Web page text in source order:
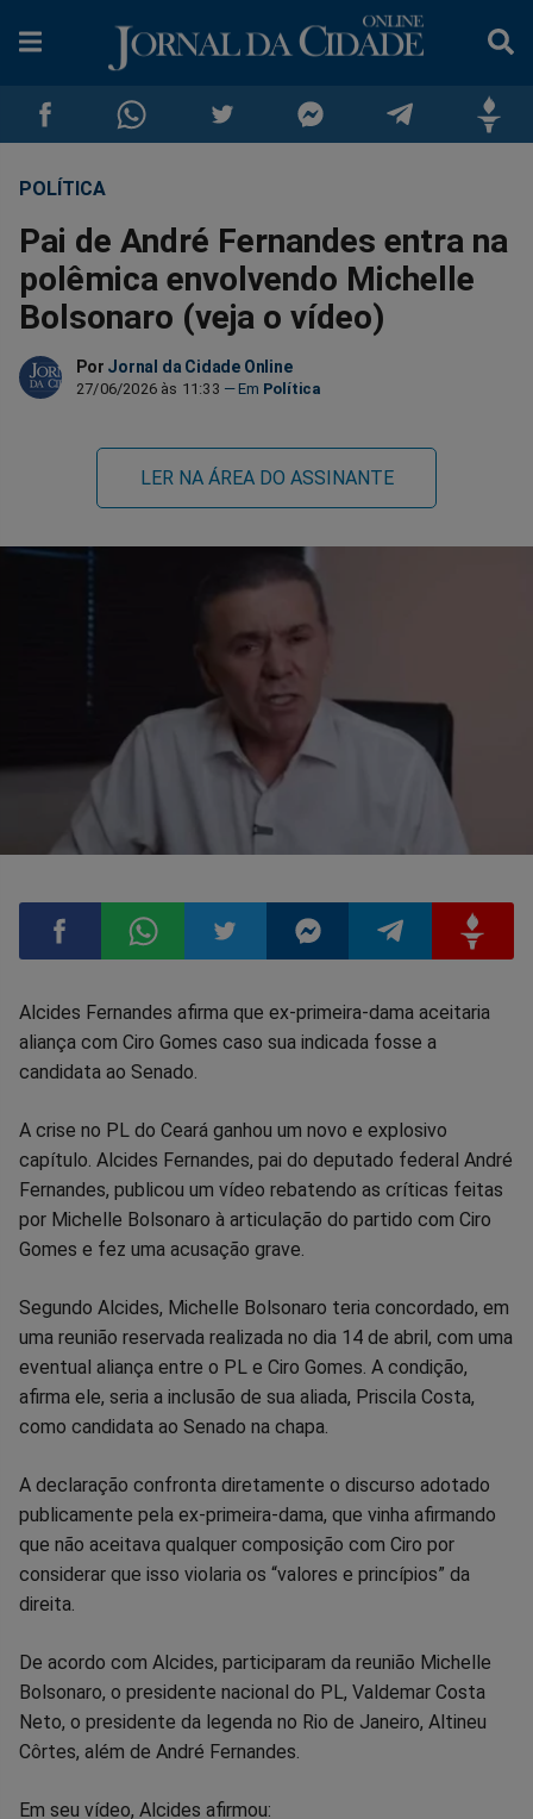
Compartilhar
no
Facebook
Compartilhar
no
Whatsapp
no
Twitter
no
Messenger
no
Telegram
no
POLÍTICA
Pai de André Fernandes entra na
polêmica envolvendo Michelle
Bolsonaro (veja o vídeo)
Por Jornal da Cidade Online
27/06/2026 às 11:33 Política
LER NA ÁREA DO ASSINANTE
Compartilhar
no
Facebook
Compartilhar
no
Whatsapp
Compartilhar
Twitter
Compartilhar
Messenger
Compartilhar
TelegramGettr
Alcides Fernandes afirma que ex-primeira-dama aceitaria
aliança com Ciro Gomes caso sua indicada fosse a
candidata ao Senado.
A crise no PL do Ceará ganhou um novo e explosivo
capítulo. Alcides Fernandes, pai do deputado federal André
Fernandes, publicou um vídeo rebatendo as críticas feitas
por Michelle Bolsonaro à articulação do partido com Ciro
Gomes e fez uma acusação grave.
Segundo Alcides, Michelle Bolsonaro teria concordado, em
uma reunião reservada realizada no dia 14 de abril, com uma
eventual aliança entre o PL e Ciro Gomes. A condição,
afirma ele, seria a inclusão de sua aliada, Priscila Costa,
como candidata ao Senado na chapa.
A declaração confronta diretamente o discurso adotado
publicamente pela ex-primeira-dama, que vinha afirmando
que não aceitava qualquer composição com Ciro por
considerar que isso violaria os “valores e princípios” da
direita.
De acordo com Alcides, participaram da reunião Michelle
Bolsonaro, o presidente nacional do PL, Valdemar Costa
Neto, o presidente da legenda no Rio de Janeiro, Altineu
Côrtes, além de André Fernandes.
Em seu vídeo, Alcides afirmou: